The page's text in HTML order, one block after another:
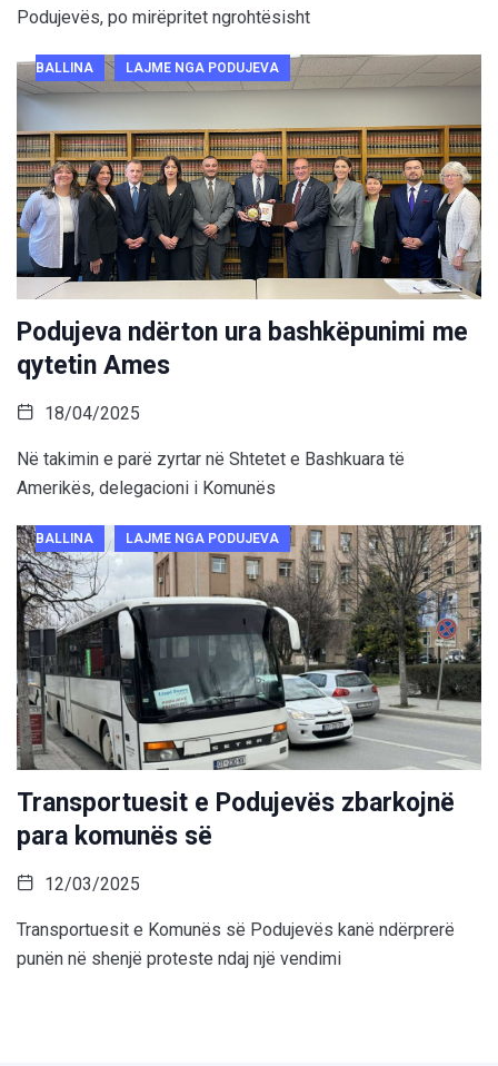
Podujevës, po mirëpritet ngrohtësisht
BALLINA LAJME NGA PODUJEVA
Podujeva ndërton ura bashkëpunimi me
qytetin Ames
18/04/2025
Në takimin e parë zyrtar në Shtetet e Bashkuara të
Amerikës, delegacioni i Komunës
BALLINA LAJME NGA PODUJEVA
Transportuesit e Podujevës zbarkojnë
para komunës së
12/03/2025
Transportuesit e Komunës së Podujevës kanë ndërprerë
punën në shenjë proteste ndaj një vendimi